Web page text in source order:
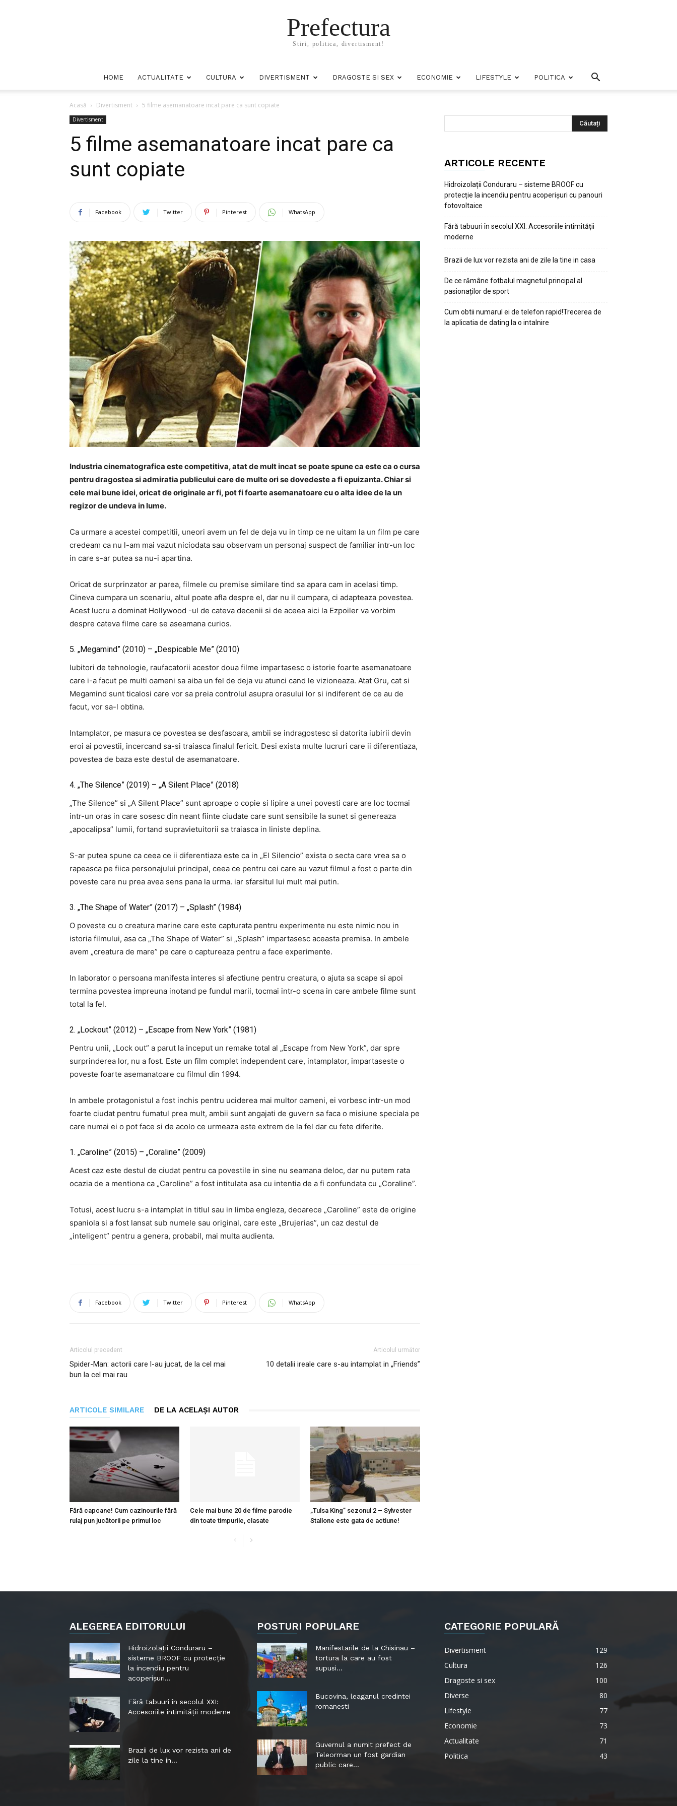
Prefectura
Stiri, politica, divertisment!
HOME ACTUALITATE CULTURA DIVERTISMENT DRAGOSTE SI SEX ECONOMIE LIFESTYLE POLITICA
Acasă Divertisment 5 filme asemanatoare incat pare ca sunt copiate
Divertisment
5 filme asemanatoare incat pare ca
sunt copiate
Facebook Twitter Pinterest WhatsApp
Industria cinematografica este competitiva, atat de mult incat se poate spune ca este ca o cursa
pentru dragostea si admiratia publicului care de multe ori se dovedeste a fi epuizanta.Chiar si
cele mai bune idei, oricat de originale ar fi, pot fi foarte asemanatoare cu o alta idee de la un
regizor de undeva in lume.
Ca urmare a acestei competitii, uneori avem un fel de deja vu in timp ce ne uitam la un film pe care
credeam ca nu l-am mai vazut niciodata sau observam un personaj suspect de familiar intr-un loc
in care s-ar putea sa nu-i apartina.
Oricat de surprinzator ar parea, filmele cu premise similare tind sa apara cam in acelasi timp.
Cineva cumpara un scenariu, altul poate afla despre el, dar nu il cumpara, ci adapteaza povestea.
Acest lucru a dominat Hollywood -ul de cateva decenii si de aceea aici la Ezpoiler va vorbim
despre cateva filme care se aseamana curios.
5. „Megamind” (2010) – „Despicable Me” (2010)
Iubitori de tehnologie, raufacatorii acestor doua filme impartasesc o istorie foarte asemanatoare
care i-a facut pe multi oameni sa aiba un fel de deja vu atunci cand le vizioneaza. Atat Gru, cat si
Megamind sunt ticalosi care vor sa preia controlul asupra orasului lor si indiferent de ce au de
facut, vor sa-l obtina.
Intamplator, pe masura ce povestea se desfasoara, ambii se indragostesc si datorita iubirii devin
eroi ai povestii, incercand sa-si traiasca finalul fericit. Desi exista multe lucruri care ii diferentiaza,
povestea de baza este destul de asemanatoare.
4. „The Silence” (2019) – „A Silent Place” (2018)
„The Silence” si „A Silent Place” sunt aproape o copie si lipire a unei povesti care are loc tocmai
intr-un oras in care sosesc din neant fiinte ciudate care sunt sensibile la sunet si genereaza
„apocalipsa” lumii, fortand supravietuitorii sa traiasca in liniste deplina.
S-ar putea spune ca ceea ce ii diferentiaza este ca in „El Silencio” exista o secta care vrea sa o
rapeasca pe fiica personajului principal, ceea ce pentru cei care au vazut filmul a fost o parte din
poveste care nu prea avea sens pana la urma. iar sfarsitul lui mult mai putin.
3. „The Shape of Water” (2017) – „Splash” (1984)
O poveste cu o creatura marine care este capturata pentru experimente nu este nimic nou in
istoria filmului, asa ca „The Shape of Water” si „Splash” impartasesc aceasta premisa. In ambele
avem „creatura de mare” pe care o captureaza pentru a face experimente.
In laborator o persoana manifesta interes si afectiune pentru creatura, o ajuta sa scape si apoi
termina povestea impreuna inotand pe fundul marii, tocmai intr-o scena in care ambele filme sunt
total la fel.
2. „Lockout” (2012) – „Escape from New York” (1981)
Pentru unii, „Lock out” a parut la inceput un remake total al „Escape from New York”, dar spre
surprinderea lor, nu a fost. Este un film complet independent care, intamplator, impartaseste o
poveste foarte asemanatoare cu filmul din 1994.
In ambele protagonistul a fost inchis pentru uciderea mai multor oameni, ei vorbesc intr-un mod
foarte ciudat pentru fumatul prea mult, ambii sunt angajati de guvern sa faca o misiune speciala pe
care numai ei o pot face si de acolo ce urmeaza este extrem de la fel dar cu fete diferite.
1. „Caroline” (2015) – „Coraline” (2009)
Acest caz este destul de ciudat pentru ca povestile in sine nu seamana deloc, dar nu putem rata
ocazia de a mentiona ca „Caroline” a fost intitulata asa cu intentia de a fi confundata cu „Coraline”.
Totusi, acest lucru s-a intamplat in titlul sau in limba engleza, deoarece „Caroline” este de origine
spaniola si a fost lansat sub numele sau original, care este „Brujerias”, un caz destul de
„inteligent” pentru a genera, probabil, mai multa audienta.
Facebook Twitter Pinterest WhatsApp
Articolul precedent
Spider-Man: actorii care l-au jucat, de la cel mai
bun la cel mai rau
Articolul următor
10 detalii ireale care s-au intamplat in „Friends”
ARTICOLE SIMILARE DE LA ACELAȘI AUTOR
Fără capcane! Cum cazinourile fără
rulaj pun jucătorii pe primul loc
Cele mai bune 20 de filme parodie
din toate timpurile, clasate
„Tulsa King” sezonul 2 – Sylvester
Stallone este gata de actiune!
ARTICOLE RECENTE
Hidroizolații Conduraru – sisteme BROOF cu
protecție la incendiu pentru acoperișuri cu panouri
fotovoltaice
Fără tabuuri în secolul XXI: Accesoriile intimității
moderne
Brazii de lux vor rezista ani de zile la tine in casa
De ce rămâne fotbalul magnetul principal al
pasionaților de sport
Cum obtii numarul ei de telefon rapid!Trecerea de
la aplicatia de dating la o intalnire
ALEGEREA EDITORULUI
Hidroizolații Conduraru –
sisteme BROOF cu protecție
la incendiu pentru
acoperișuri...
Fără tabuuri în secolul XXI:
Accesoriile intimității moderne
Brazii de lux vor rezista ani de
zile la tine in...
POSTURI POPULARE
Manifestarile de la Chisinau –
tortura la care au fost
supusi...
Bucovina, leaganul credintei
romanesti
Guvernul a numit prefect de
Teleorman un fost gardian
public care...
CATEGORIE POPULARĂ
Divertisment
129
Cultura
126
Dragoste si sex
100
Diverse
80
Lifestyle
77
Economie
73
Actualitate
71
Politica
43